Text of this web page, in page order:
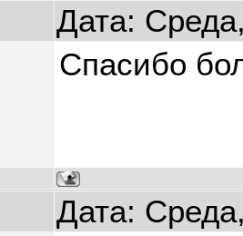
Дата:
Спасибо
Дата: